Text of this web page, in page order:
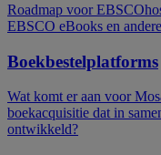
Roadmap voor
EBSCO eBooks en
Boekbestelplatforms
Wat komt er aan voor
boekacquisitie dat in
ontwikkeld?